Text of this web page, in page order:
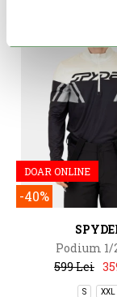
DOAR ONLINE
-40%
Podium 1/
599 Lei
S XXL